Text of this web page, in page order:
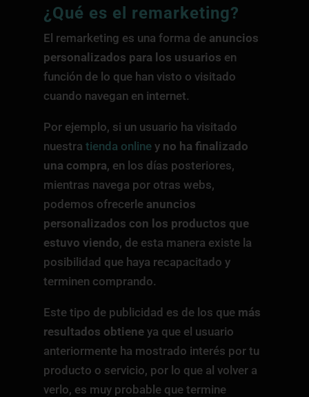
¿Qué es el remarketing?
El remarketing es una forma de anuncios
personalizados para los usuarios en
función de lo que han visto o visitado
cuando navegan en internet.
Por ejemplo, si un usuario ha visitado
nuestra tienda onliney no ha finalizado
una compra, en los días posteriores,
mientras navega por otras webs,
podemos ofrecerleanuncios
personalizados con los productos que
estuvo viendo, de esta manera existe la
posibilidad que haya recapacitado y
terminen comprando.
Este tipo de publicidad es de los que más
resultados obtieneya que el usuario
anteriormente ha mostrado interés por tu
producto o servicio, por lo que al volver a
verlo, es muy probable que termine